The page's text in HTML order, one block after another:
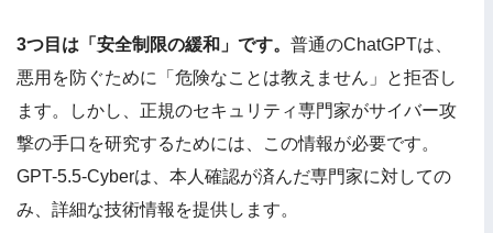
3つ目は「安全制限の緩和」です。 普通のChatGPTは、
悪用を防ぐために「危険なことは教えません」と拒否し
ます。しかし、正規のセキュリティ専門家がサイバー攻
撃の手口を研究するためには、この情報が必要です。
GPT-5.5-Cyberは、本人確認が済んだ専門家に対しての
み、詳細な技術情報を提供します。